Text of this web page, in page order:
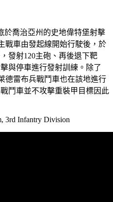
於喬治亞州的史地偉特堡射擊
戰車由發起線開始行駛後，於
發射120主砲、再後退下靶
與停車進行發射訓練。除了
德雷布兵戰鬥車也在該地進行
鬥車並不攻擊重裝甲目標因此
3rd Infantry Division